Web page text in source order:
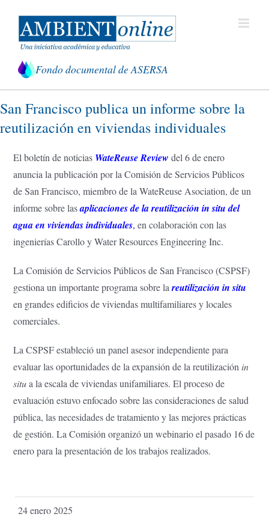
contenido
Fondo documental de ASERSA
San Francisco publica un informe sobre la
reutilización en viviendas individuales
El boletín de noticias WateReuse Review del 6 de enero
anuncia la publicación por la Comisión de Servicios Públicos
de San Francisco, miembro de la WateReuse Asociation, de un
informe sobre lasaplicaciones de la reutilización in situ del
agua en viviendas individuales, en colaboración con las
ingenierías Carollo y Water Resources Engineering Inc.
La Comisión de Servicios Públicos de San Francisco (CSPSF)
gestiona un importante programa sobre lareutilización in situ
en grandes edificios de viviendas multifamiliares y locales
comerciales.
La CSPSF estableció un panel asesor independiente para
evaluar las oportunidades de la expansión de la reutilización in
situa la escala de viviendas unifamiliares. El proceso de
evaluación estuvo enfocado sobre las consideraciones de salud
pública, las necesidades de tratamiento y las mejores prácticas
de gestión. La Comisión organizó un webinario el pasado 16 de
enero para la presentación de los trabajos realizados.
24 enero 2025